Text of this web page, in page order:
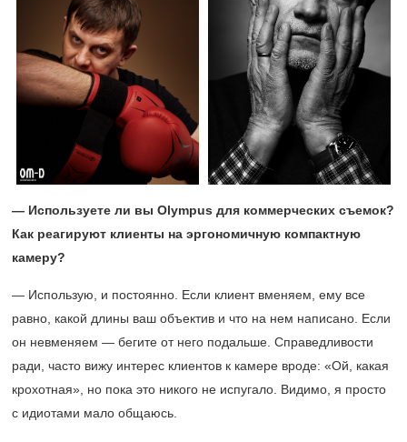
— Используете ли вы Olympus для коммерческих съемок?
Как реагируют клиенты на эргономичную компактную
камеру?
— Использую, и постоянно. Если клиент вменяем, ему все
равно, какой длины ваш объектив и что на нем написано. Если
он невменяем — бегите от него подальше. Справедливости
ради, часто вижу интерес клиентов к камере вроде: «Ой, какая
крохотная», но пока это никого не испугало. Видимо, я просто
с идиотами мало общаюсь.